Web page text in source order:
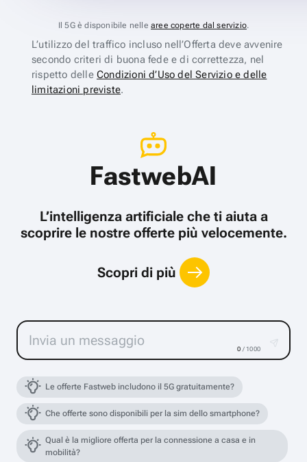
Il 5G è disponibile nelle aree coperte dal servizio.
L’utilizzo del traffico incluso nell’Offerta deve avvenire
secondo criteri di buona fede e di correttezza, nel
rispetto delle Condizioni d’Uso del Servizio e delle
limitazioni previste.
FastwebAI
L’intelligenza artificiale che ti aiuta a
scoprire le nostre offerte più velocemente.
Scopri di più
0 / 1000
Le offerte Fastweb includono il 5G gratuitamente?
Che offerte sono disponibili per la sim dello smartphone?
Qual è la migliore offerta per la connessione a casa e in
mobilità?